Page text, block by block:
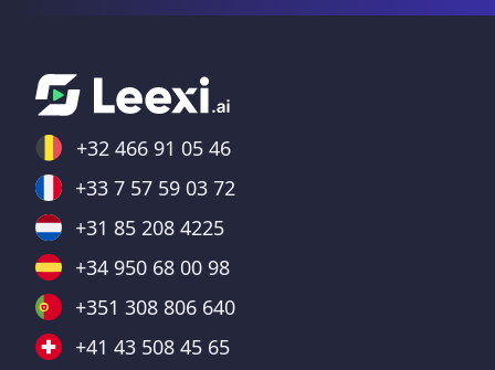
+32 466 91 05 46
+33 7 57 59 03 72
+31 85 208 4225
+34 950 68 00 98
+351 308 806 640
+41 43 508 45 65